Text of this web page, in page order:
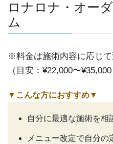
ロナロナ・オー
ム
※料金は施術内容に応じて
（目安：¥22,000〜¥35,000
▼こんな方におすすめ▼
自分に最適な施術を相
メニュー改定で自分の